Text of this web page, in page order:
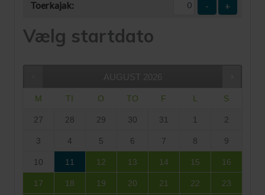
Toerkajak: - +
Vælg startdato
AUGUST 2026
M TI O TO F L S
27 28 29 30 31 1 2
3 4 5 6 7 8 9
10 11 12 13 14 15 16
17 18 19 20 21 22 23